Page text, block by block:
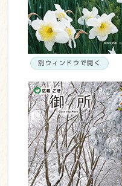
別ウィンドウで開く